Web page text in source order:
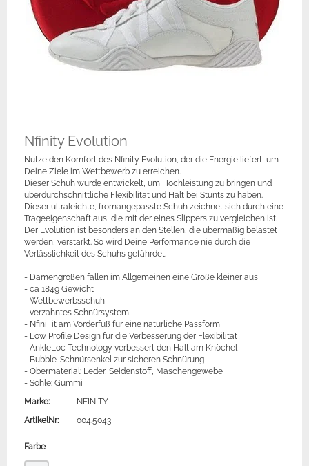
Nfinity Evolution
Nutze den Komfort des Nfinity Evolution, der die Energie liefert, um
Deine Ziele im Wettbewerb zu erreichen.
Dieser Schuh wurde entwickelt, um Hochleistung zu bringen und
überdurchschnittliche Flexibilität und Halt bei Stunts zu haben.
Dieser ultraleichte, fromangepasste Schuh zeichnet sich durch eine
Trageeigenschaft aus, die mit der eines Slippers zu vergleichen ist.
Der Evolution ist besonders an den Stellen, die übermäßig belastet
werden, verstärkt. So wird Deine Performance nie durch die
Verlässlichkeit des Schuhs gefährdet.
- Damengrößen fallen im Allgemeinen eine Größe kleiner aus
- ca 184g Gewicht
- Wettbewerbsschuh
- verzahntes Schnürsystem
- NfiniFit am Vorderfuß für eine natürliche Passform
- Low Profile Design für die Verbesserung der Flexibilität
- AnkleLoc Technology verbessert den Halt am Knöchel
- Bubble-Schnürsenkel zur sicheren Schnürung
- Obermaterial: Leder, Seidenstoff, Maschengewebe
- Sohle: Gummi
Marke:
NFINITY
ArtikelNr:
004.5043
Farbe